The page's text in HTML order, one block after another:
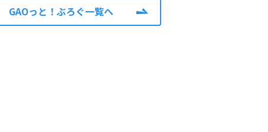
GAOっと！ぶろぐ一覧へ